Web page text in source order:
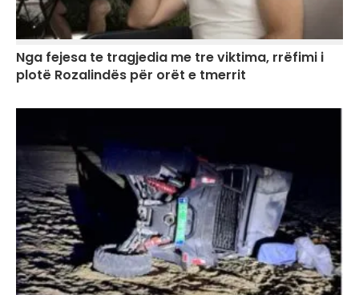
Nga fejesa te tragjedia me tre viktima, rrëfimi i
plotë Rozalindës për orët e tmerrit